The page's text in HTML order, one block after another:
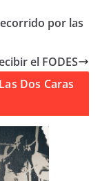
por las
el FODES
Dos Caras